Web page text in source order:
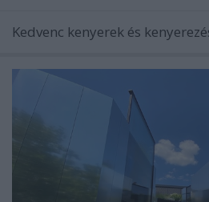
Kedvenc kenyerek és